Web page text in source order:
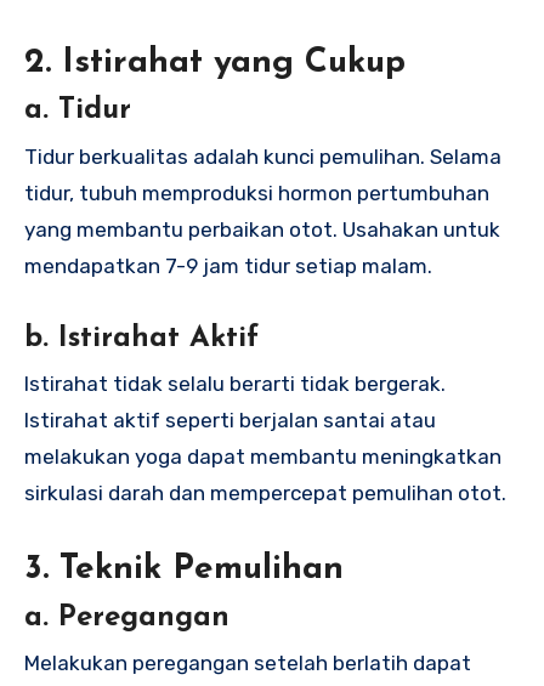
2. Istirahat yang Cukup
a. Tidur
Tidur berkualitas adalah kunci pemulihan. Selama
tidur, tubuh memproduksi hormon pertumbuhan
yang membantu perbaikan otot. Usahakan untuk
mendapatkan 7-9 jam tidur setiap malam.
b. Istirahat Aktif
Istirahat tidak selalu berarti tidak bergerak.
Istirahat aktif seperti berjalan santai atau
melakukan yoga dapat membantu meningkatkan
sirkulasi darah dan mempercepat pemulihan otot.
3. Teknik Pemulihan
a. Peregangan
Melakukan peregangan setelah berlatih dapat